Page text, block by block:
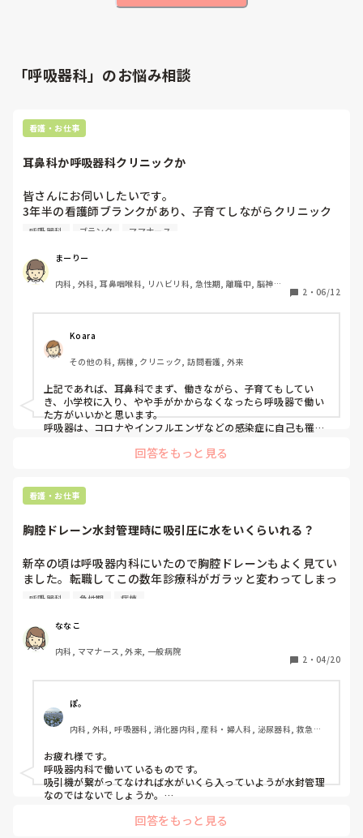
「呼吸器科」のお悩み相談
看護・お仕事
耳鼻科か呼吸器科クリニックか
皆さんにお伺いしたいです。
3年半の看護師ブランクがあり、子育てしながらクリニック
で働く場合、耳鼻科と呼吸器科であればどちらを選ばれます
立地や待遇面などの条件なしで、診療科目的にどちらに惹か
呼吸器科 ブランク ママナース
まーりー
内科, 外科, 耳鼻咽喉科, リハビリ科, 急性期, 離職中, 脳神経
2 ・ 06/12
Koara
その他の科, 病棟, クリニック, 訪問看護, 外来
上記であれば、耳鼻科でまず、働きながら、子育てもしてい
き、小学校に入り、やや手がかからなくなったら呼吸器で働い
た方がいいかと思います。
呼吸器は、コロナやインフルエンザなどの感染症に自己も罹患
子供とも、スキンシップの機会も多く、家族内感染の可能性も
回答をもっと見る
看護・お仕事
胸腔ドレーン水封管理時に吸引圧に水をいくらいれる？
新卒の頃は呼吸器内科にいたので胸腔ドレーンもよく見てい
ました。転職してこの数年診療科がガラッと変わってしまっ
たのですが、最近ふと思い立って胸腔ドレーンについて勉強
ドレーン持続吸引圧-10でかけていた方が水封管理に変更→
吸引圧の水の量は-10を維持する必要がありますか？この場
ことですか？そうであれば持続吸引があってもなくても同じ
な気がするのですが…
ドレーン挿入後からいきなり水封管理→吸引圧に入れる水の
量って決まってましたか？それか医者の指示で量を決めてい
ましたか？
水封管理であっても吸引圧に入れる水の量で圧が変わるな
なんだかよくわからなくなってきました。
呼吸器科 急性期 病棟
ななこ
内科, ママナース, 外来, 一般病院
2 ・ 04/20
ぽ。
内科, 外科, 呼吸器科, 消化器内科, 産科・婦人科, 泌尿器科, 救急科,
お疲れ様です。
呼吸器内科で働いているものです。
吸引機が繋がってなければ水がいくら入っていようが水封管理
なのではないでしょうか。
指示で決まっています。大体-10スタートですが、たまに-5か
回答をもっと見る